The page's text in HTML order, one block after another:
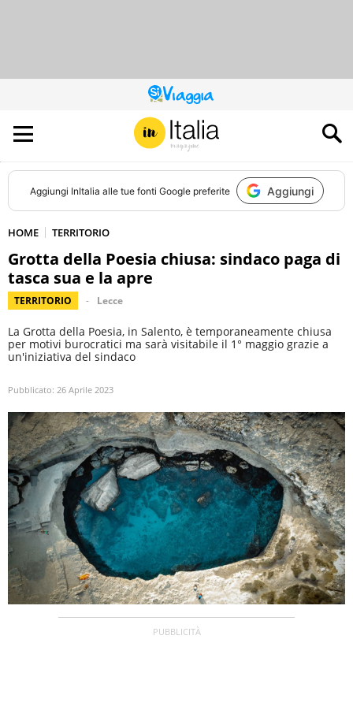
QUESTO
SITO
CONTRIBUISCE
ALL’AUDIENCE
DI
Aggiungi InItalia alle tue fonti Google preferite Aggiungi
HOME TERRITORIO
Grotta della Poesia chiusa: sindaco paga di
tasca sua e la apre
TERRITORIO Lecce
La Grotta della Poesia, in Salento, è temporaneamente chiusa
per motivi burocratici ma sarà visitabile il 1° maggio grazie a
un'iniziativa del sindaco
Pubblicato: 26 Aprile 2023